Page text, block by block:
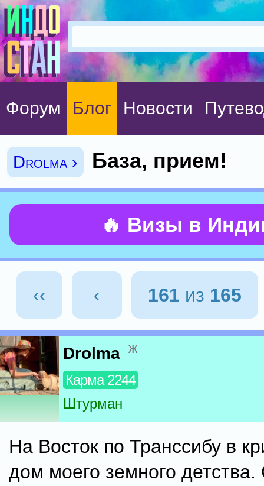
Форум Блог Новости
Drolma › База, прием!
🔥 Визы в
‹‹ ‹ 161 из 165
Drolma ж
Карма 2244
Штурман
На Восток по Транссибу в
дом моего земного детства.